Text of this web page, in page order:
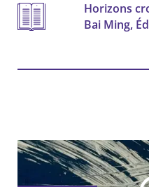
Horizons
Bai Ming,